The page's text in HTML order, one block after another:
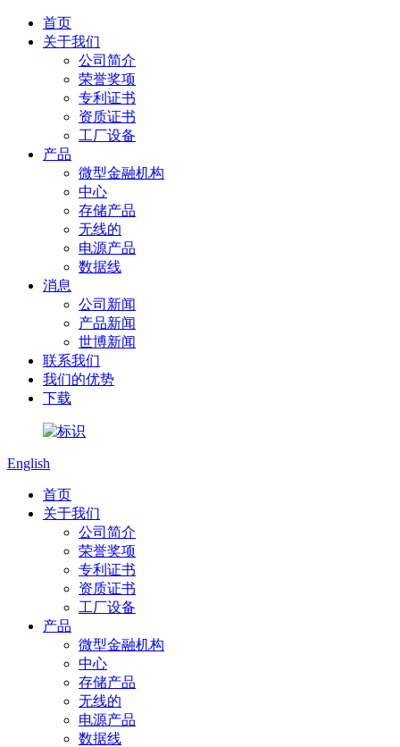
首页
关于我们
公司简介
荣誉奖项
专利证书
资质证书
工厂设备
产品
微型金融机构
中心
存储产品
无线的
电源产品
数据线
消息
公司新闻
产品新闻
世博新闻
联系我们
我们的优势
下载
English
首页
关于我们
公司简介
荣誉奖项
专利证书
资质证书
工厂设备
产品
微型金融机构
中心
存储产品
无线的
电源产品
数据线